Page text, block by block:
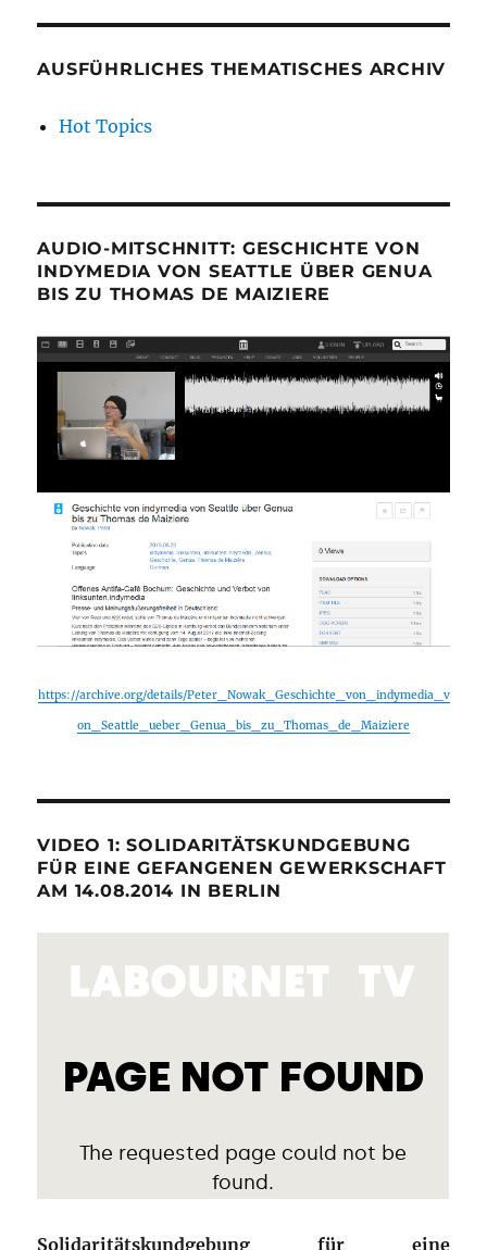
AUSFÜHRLICHES THEMATISCHES ARCHIV
Hot Topics
AUDIO-MITSCHNITT: GESCHICHTE VON
INDYMEDIA VON SEATTLE ÜBER GENUA
BIS ZU THOMAS DE MAIZIERE
https://archive.org/details/Peter_Nowak_Geschichte_von_indymedia_v
on_Seattle_ueber_Genua_bis_zu_Thomas_de_Maiziere
VIDEO 1: SOLIDARITÄTSKUNDGEBUNG
FÜR EINE GEFANGENEN GEWERKSCHAFT
AM 14.08.2014 IN BERLIN
Solidaritätskundgebung für eine